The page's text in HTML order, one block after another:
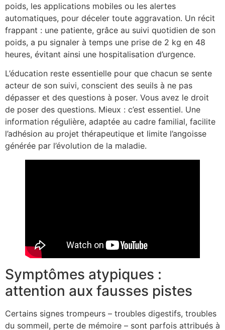
poids, les applications mobiles ou les alertes
automatiques, pour déceler toute aggravation. Un récit
frappant : une patiente, grâce au suivi quotidien de son
poids, a pu signaler à temps une prise de 2 kg en 48
heures, évitant ainsi une hospitalisation d’urgence.
L’éducation reste essentielle pour que chacun se sente
acteur de son suivi, conscient des seuils à ne pas
dépasser et des questions à poser. Vous avez le droit
de poser des questions. Mieux : c’est essentiel. Une
information régulière, adaptée au cadre familial, facilite
l’adhésion au projet thérapeutique et limite l’angoisse
générée par l’évolution de la maladie.
Symptômes atypiques :
attention aux fausses pistes
Certains signes trompeurs – troubles digestifs, troubles
du sommeil, perte de mémoire – sont parfois attribués à